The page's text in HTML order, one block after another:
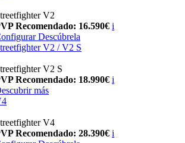
V2
Recomendado: 16.590€ i
Descúbrela
V2 / V2 S
V2 S
Recomendado: 18.990€ i
más
V4
Recomendado: 28.390€ i